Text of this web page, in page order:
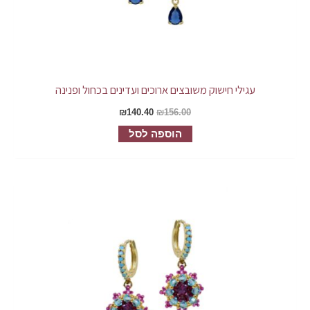
עגילי חישוק משובצים ארוכים ועדינים בכחול ופנינה
₪156.00
₪140.40
הוספה לסל